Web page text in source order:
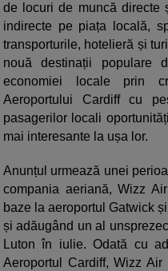
de locuri de muncă directe
indirecte pe piața locală,
transporturile, hotelieră și
nouă destinații populare
economiei locale prin
Aeroportului Cardiff cu
pasagerilor locali
mai interesante la ușa lor.
Anunțul urmează unei
compania aeriană, Wizz
baze la aeroportul Gatwick
și adăugând un al
Luton în iulie. Odată cu
Aeroportul Cardiff, Wizz